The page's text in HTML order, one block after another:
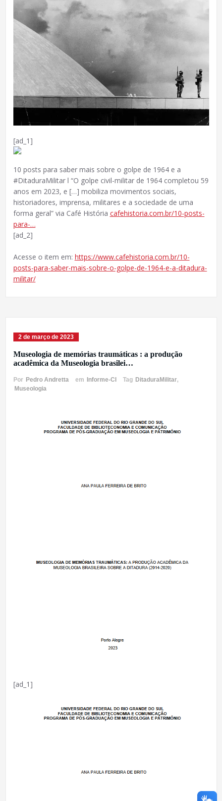
[ad_1]
10 posts para saber mais sobre o golpe de 1964 e a
#DitaduraMilitar l “O golpe civil-militar de 1964 completou 59
anos em 2023, e […] mobiliza movimentos sociais,
historiadores, imprensa, militares e a sociedade de uma
forma geral” via Café História cafehistoria.com.br/10-posts-
para-…
[ad_2]
Acesse o item em: https://www.cafehistoria.com.br/10-
posts-para-saber-mais-sobre-o-golpe-de-1964-e-a-ditadura-
militar/
2 de março de 2023
Museologia de memórias traumáticas : a produção
acadêmica da Museologia brasilei…
Por Pedro Andretta em Informe-CI Tag DitaduraMilitar,
Museologia
[ad_1]